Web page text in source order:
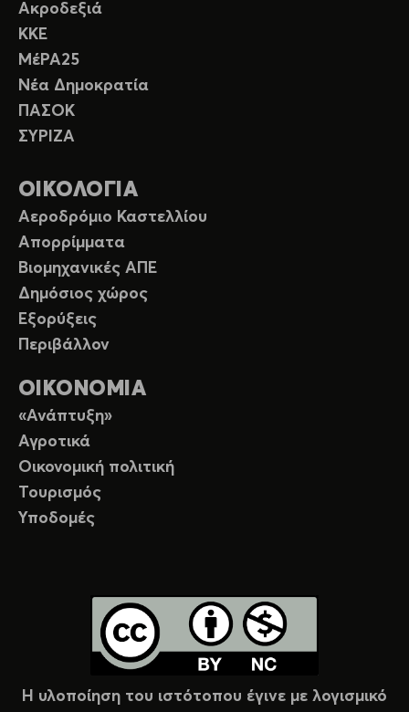
Ακροδεξιά
ΚΚΕ
ΜέΡΑ25
Νέα Δημοκρατία
ΠΑΣΟΚ
ΣΥΡΙΖΑ
ΟΙΚΟΛΟΓΙΑ
Αεροδρόμιο Καστελλίου
Απορρίμματα
Βιομηχανικές ΑΠΕ
Δημόσιος χώρος
Εξορύξεις
Περιβάλλον
ΟΙΚΟΝΟΜΙΑ
«Ανάπτυξη»
Αγροτικά
Οικονομική πολιτική
Τουρισμός
Υποδομές
Η υλοποίηση του ιστότοπου έγινε με λογισμικό